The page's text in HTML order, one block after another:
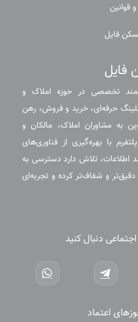
قوانین
فایل
فایل
تخصصی در حوزه املاک و
حرفه‌ای، خرید و فروش، رهن
به مشاوران املاک، مالکان و
با بهره‌گیری از فناوری‌های
تلاش دارد دسترسی به
و شفاف‌تر کرده و تجربه‌ای
دنبال کنید
اعتماد